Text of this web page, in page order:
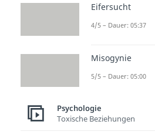
Dauer: 04:22
Eifersucht
4/5 – Dauer: 05:37
Misogynie
5/5 – Dauer: 05:00
Psychologie
Toxische Beziehungen